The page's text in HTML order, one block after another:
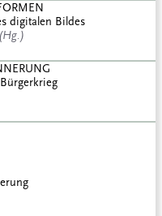
digitalen Bildes